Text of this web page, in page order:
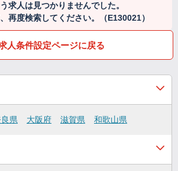
求人は見つかりませんでした。
再度検索してください。（E130021）
人条件設定ページに戻る
県 大阪府 滋賀県 和歌山県